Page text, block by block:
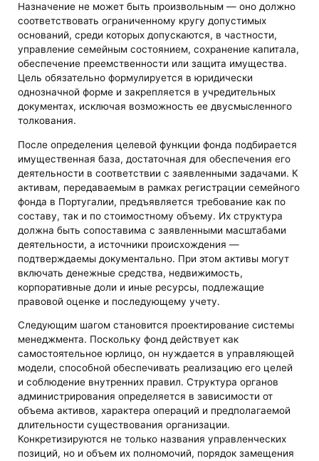
Назначение не может быть произвольным — оно должно
соответствовать ограниченному кругу допустимых
оснований, среди которых допускаются, в частности,
управление семейным состоянием, сохранение капитала,
обеспечение преемственности или защита имущества.
Цель обязательно формулируется в юридически
однозначной форме и закрепляется в учредительных
документах, исключая возможность ее двусмысленного
толкования.
После определения целевой функции фонда подбирается
имущественная база, достаточная для обеспечения его
деятельности в соответствии с заявленными задачами. К
активам, передаваемым в рамках регистрации семейного
фонда в Португалии, предъявляется требование как по
составу, так и по стоимостному объему. Их структура
должна быть сопоставима с заявленными масштабами
деятельности, а источники происхождения —
подтверждаемы документально. При этом активы могут
включать денежные средства, недвижимость,
корпоративные доли и иные ресурсы, подлежащие
правовой оценке и последующему учету.
Следующим шагом становится проектирование системы
менеджмента. Поскольку фонд действует как
самостоятельное юрлицо, он нуждается в управляющей
модели, способной обеспечивать реализацию его целей
и соблюдение внутренних правил. Структура органов
администрирования определяется в зависимости от
объема активов, характера операций и предполагаемой
длительности существования организации.
Конкретизируются не только названия управленческих
позиций, но и объем их полномочий, порядок замещения